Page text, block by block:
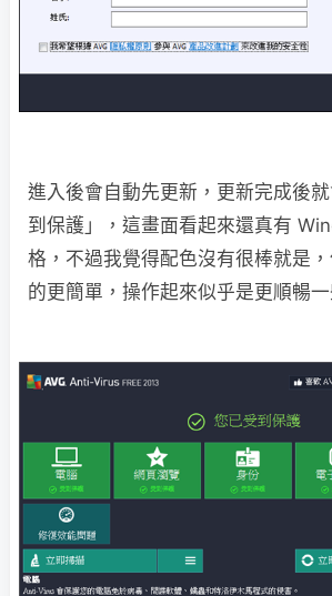
進入後會自動先更新，更新完成後
到保護」，這畫面看起來還真有
格，不過我覺得配色沒有很棒就是
的更簡單，操作起來似乎是更順暢一